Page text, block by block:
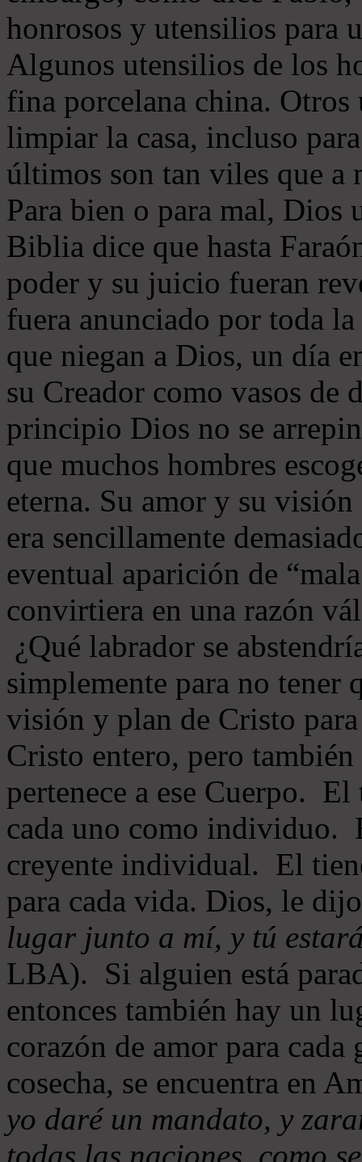
honrosos y utensilios para
Algunos utensilios de los
fina porcelana china. Otros
limpiar la casa, incluso
últimos son tan viles que a
Para bien o para mal, Dios
Biblia dice que hasta
poder y su juicio fueran
fuera anunciado por toda
que niegan a Dios, un día
su Creador como vasos de
principio Dios no se
que muchos hombres
eterna. Su amor y su
era sencillamente
eventual aparición de
convirtiera en una razón
¿Qué labrador se
simplemente para no tener
visión y plan de Cristo
Cristo entero, pero
pertenece a ese Cuerpo.
cada uno como individuo.
creyente individual. El
para cada vida. Dios, le
lugar junto a mí, y tú
LBA). Si alguien está
entonces también hay un
corazón de amor para
cosecha, se encuentra en
yo daré un mandato, y
todas las naciones, como